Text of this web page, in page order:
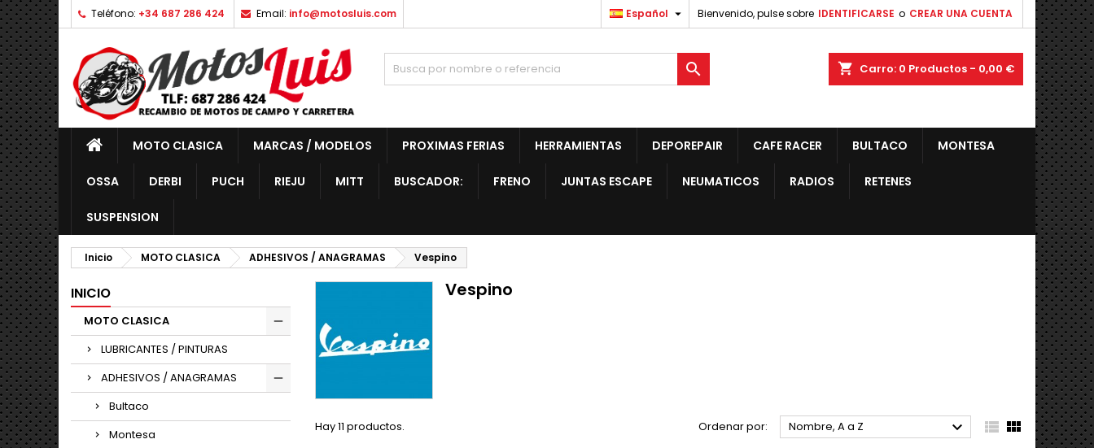
Teléfono: +34 687 286 424 Email: info@motosluis.com Bienvenido, pulse sobre IDENTIFICARSE o CREAR UNA CUENTA
Español 
shopping_cart Carro: 0 Productos - 0,00 €

MOTO CLASICA MARCAS / MODELOS PROXIMAS FERIAS HERRAMIENTAS DEPOREPAIR CAFE RACER BULTACO MONTESA
OSSA DERBI PUCH RIEJU MITT BUSCADOR: FRENO JUNTAS ESCAPE NEUMATICOS RADIOS RETENES
SUSPENSION
Inicio MOTO CLASICA ADHESIVOS / ANAGRAMAS Vespino
INICIO
MOTO CLASICA
LUBRICANTES / PINTURAS
ADHESIVOS / ANAGRAMAS
Bultaco
Montesa
Vespino
Hay 11 productos. Ordenar por: Nombre, A a Z   